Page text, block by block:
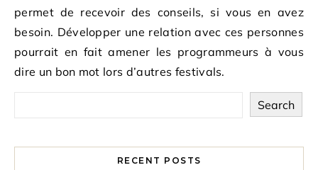
permet de recevoir des conseils, si vous en avez
besoin. Développer une relation avec ces personnes
pourrait en fait amener les programmeurs à vous
dire un bon mot lors d’autres festivals.
Search
RECENT POSTS